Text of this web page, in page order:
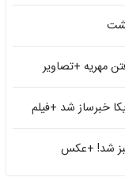
مهریه +تصاویر
خبرساز شد +فیلم
شد! +عکس